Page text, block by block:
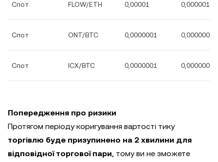
Спот FLOW/ETH 0,00001 0,000001
Спот ONT/BTC 0,0000001 0,00000001
Спот ICX/BTC 0,0000001 0,00000001
Попередження про ризики
Протягом періоду коригування вартості тику
торгівлю буде призупинено на 2 хвилини для
відповідної торгової пари, тому ви не зможете